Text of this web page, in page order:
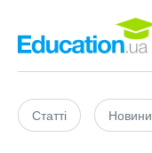
Статті Новини